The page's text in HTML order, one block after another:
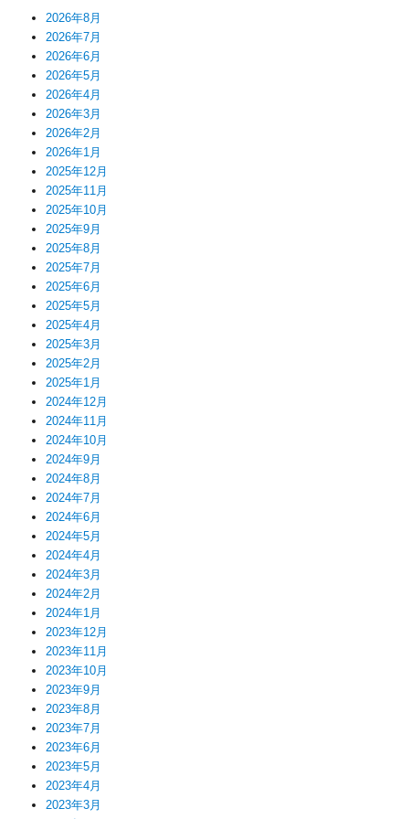
2026年8月
2026年7月
2026年6月
2026年5月
2026年4月
2026年3月
2026年2月
2026年1月
2025年12月
2025年11月
2025年10月
2025年9月
2025年8月
2025年7月
2025年6月
2025年5月
2025年4月
2025年3月
2025年2月
2025年1月
2024年12月
2024年11月
2024年10月
2024年9月
2024年8月
2024年7月
2024年6月
2024年5月
2024年4月
2024年3月
2024年2月
2024年1月
2023年12月
2023年11月
2023年10月
2023年9月
2023年8月
2023年7月
2023年6月
2023年5月
2023年4月
2023年3月